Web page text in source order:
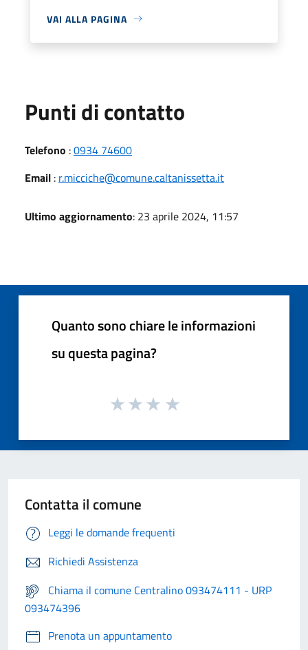
VAI ALLA PAGINA
Punti di contatto
Telefono :0934 74600
Email : r.micciche@comune.caltanissetta.it
Ultimo aggiornamento: 23 aprile 2024, 11:57
Quanto sono chiare le informazioni
su questa pagina?
Contatta il comune
Leggi le domande frequenti
Richiedi Assistenza
Chiama il comune Centralino 093474111 - URP
093474396
Prenota un appuntamento